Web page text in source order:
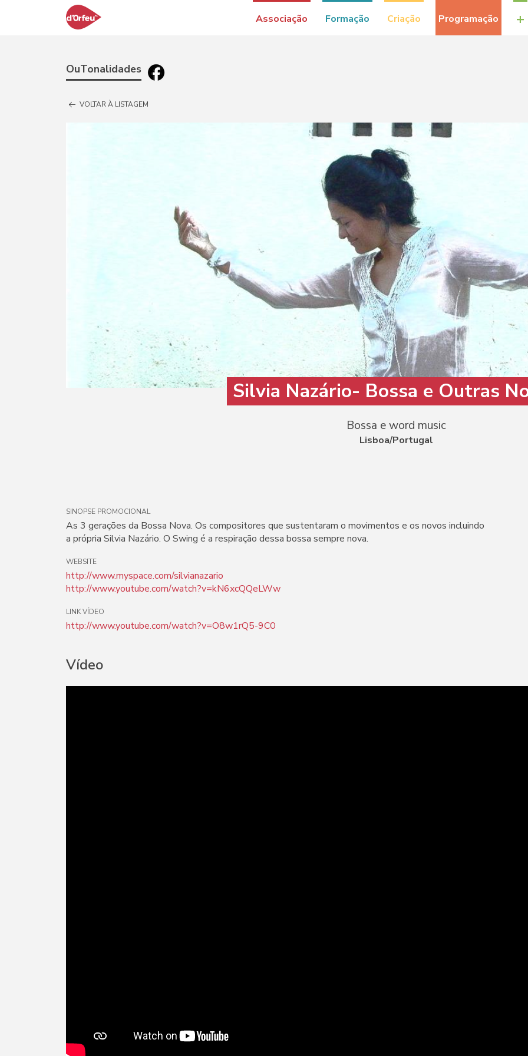
Associação Formação Criação Programação +
OuTonalidades
VOLTAR À LISTAGEM
Silvia Nazário- Bossa e Outras
Bossa e word music
Lisboa/Portugal
SINOPSE PROMOCIONAL
As 3 gerações da Bossa Nova. Os compositores que sustentaram o movimentos e os novos incluindo
a própria Silvia Nazário. O Swing é a respiração dessa bossa sempre nova.
WEBSITE
http://www.myspace.com/silvianazario
http://www.youtube.com/watch?v=kN6xcQQeLWw
LINK VÍDEO
http://www.youtube.com/watch?v=O8w1rQ5-9C0
Vídeo